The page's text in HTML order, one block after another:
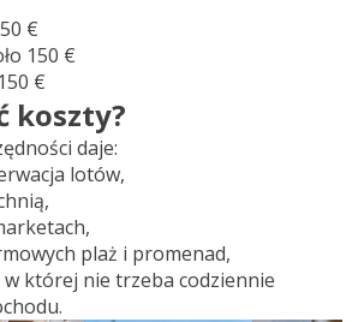
€
150 €
€
koszty?
daje:
lotów,
plaż i promenad,
której nie trzeba codziennie